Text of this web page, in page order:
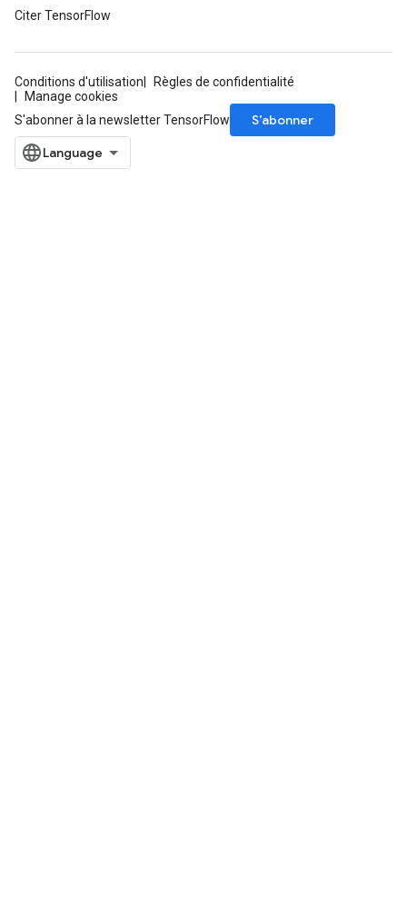
Citer TensorFlow
Conditions d'utilisation
Règles de confidentialité
Manage cookies
S'abonner à la newsletter TensorFlow
S’abonner